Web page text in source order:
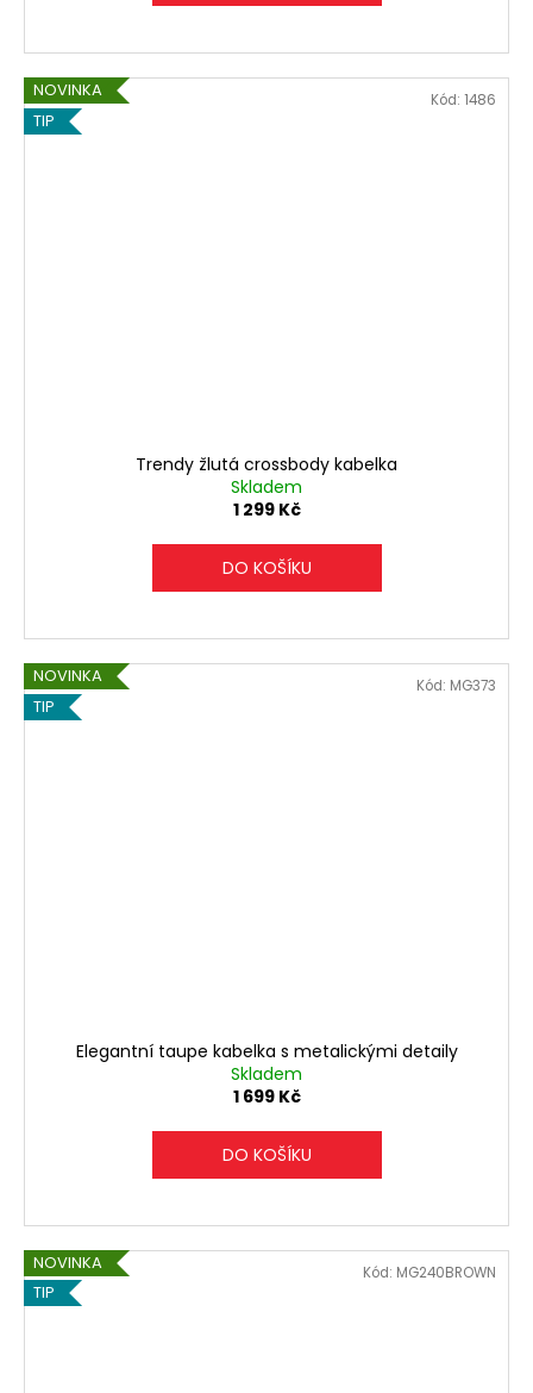
NOVINKA
TIP
Trendy žlutá crossbody kabelka
Skladem
1 299 Kč
DO KOŠÍKU
Kód: 1486
NOVINKA
TIP
Elegantní taupe kabelka s metalickými detaily
Skladem
1 699 Kč
DO KOŠÍKU
Kód: MG373
NOVINKA
TIP
Kód: MG240BROWN